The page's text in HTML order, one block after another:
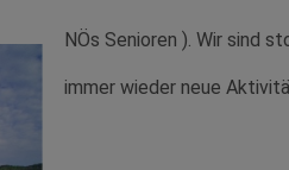
NÖs Senioren ). Wir sind
immer wieder neue